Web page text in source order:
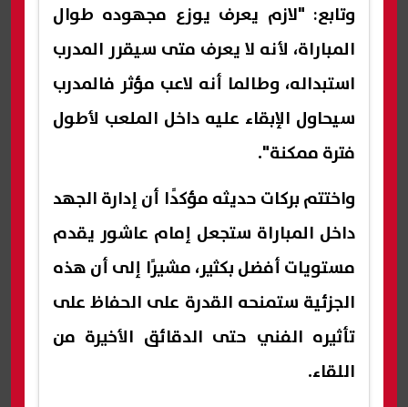
وتابع: "لازم يعرف يوزع مجهوده طوال
المباراة، لأنه لا يعرف متى سيقرر المدرب
استبداله، وطالما أنه لاعب مؤثر فالمدرب
سيحاول الإبقاء عليه داخل الملعب لأطول
فترة ممكنة".
واختتم بركات حديثه مؤكدًا أن إدارة الجهد
داخل المباراة ستجعل إمام عاشور يقدم
مستويات أفضل بكثير، مشيرًا إلى أن هذه
الجزئية ستمنحه القدرة على الحفاظ على
تأثيره الفني حتى الدقائق الأخيرة من
اللقاء.